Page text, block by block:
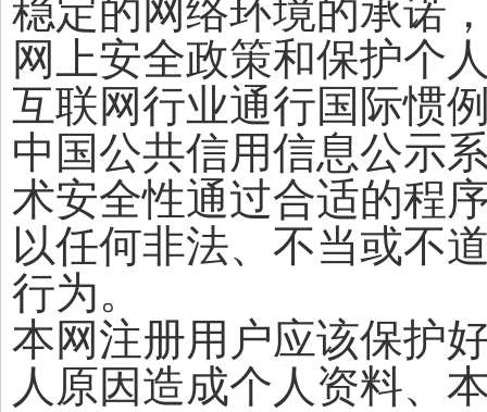
稳定的网络环境的承诺
网上安全政策和保护个
互联网行业通行国际惯
中国公共信用信息公示
术安全性通过合适的程
以任何非法、不当或不
行为。
本网注册用户应该保护
人原因造成个人资料、